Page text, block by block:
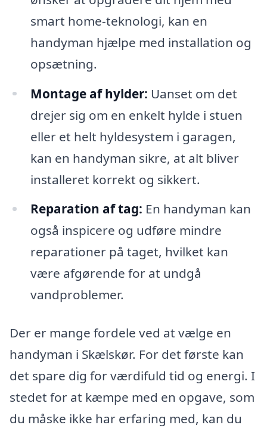
smart home-teknologi, kan en
handyman hjælpe med installation og
opsætning.
Montage af hylder: Uanset om det
drejer sig om en enkelt hylde i stuen
eller et helt hyldesystem i garagen,
kan en handyman sikre, at alt bliver
installeret korrekt og sikkert.
Reparation af tag: En handyman kan
også inspicere og udføre mindre
reparationer på taget, hvilket kan
være afgørende for at undgå
vandproblemer.
Der er mange fordele ved at vælge en
handyman i Skælskør. For det første kan
det spare dig for værdifuld tid og energi. I
stedet for at kæmpe med en opgave, som
du måske ikke har erfaring med, kan du